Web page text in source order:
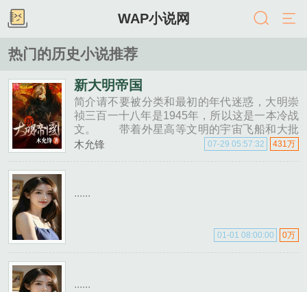
WAP小说网
热门的历史小说推荐
新大明帝国
简介请不要被分类和最初的年代迷惑，大明崇
祯三百一十八年是1945年，所以这是一本冷战
文。 带着外星高等文明的宇宙飞船和大批
机器人士兵穿越抗战最后一刻。 南......
木允锋 431万
07-29 05:57:32
......
0万
01-01 08:00:00
......